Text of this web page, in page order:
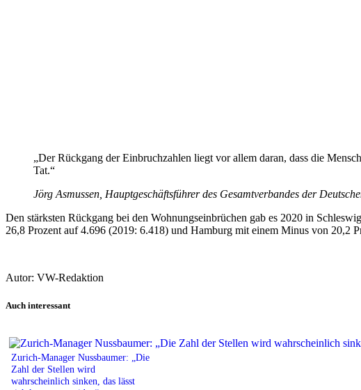
„Der Rückgang der Einbruchzahlen liegt vor allem daran, dass die
Tat.“
Jörg Asmussen, Hauptgeschäftsführer des Gesamtverbandes der
Den stärksten Rückgang bei den Wohnungseinbrüchen gab es 2020 in
26,8 Prozent auf 4.696 (2019: 6.418) und Hamburg mit einem Minus von 20,2
Autor: VW-Redaktion
Auch interessant
Zurich-Manager Nussbaumer: „Die
Zahl der Stellen wird
wahrscheinlich sinken, das lässt